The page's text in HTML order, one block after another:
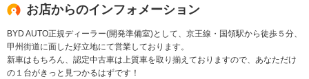
お店からのインフォメーション
BYD AUTO正規ディーラー(開発準備室)として、京王線・国領駅から徒歩５分、
甲州街道に面した好立地にて営業しております。
新車はもちろん、認定中古車は上質車を取り揃えておりますので、あなただけ
の１台がきっと見つかるはずです！